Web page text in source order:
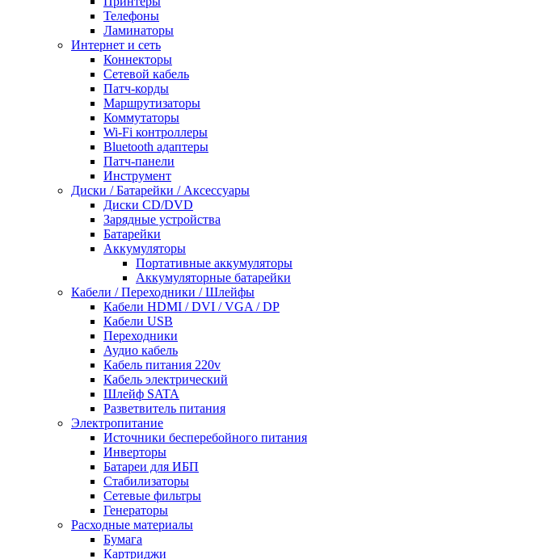
Телефоны
Ламинаторы
Интернет и сеть
Коннекторы
Сетевой кабель
Патч-корды
Маршрутизаторы
Коммутаторы
Wi-Fi контроллеры
Bluetooth адаптеры
Патч-панели
Инструмент
Диски / Батарейки / Аксессуары
Диски CD/DVD
Зарядные устройства
Батарейки
Аккумуляторы
Портативные аккумуляторы
Аккумуляторные батарейки
Кабели / Переходники / Шлейфы
Кабели HDMI / DVI / VGA / DP
Кабели USB
Переходники
Аудио кабель
Кабель питания 220v
Кабель электрический
Шлейф SATA
Разветвитель питания
Электропитание
Источники бесперебойного питания
Инверторы
Батареи для ИБП
Стабилизаторы
Сетевые фильтры
Генераторы
Расходные материалы
Бумага
Картриджи